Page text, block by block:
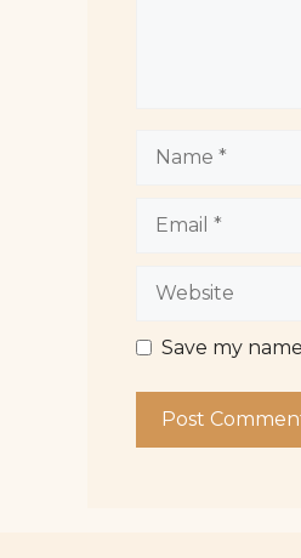
Website
Save my